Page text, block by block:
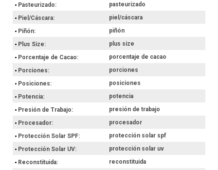
Pasteurizado
pasteurizado
Piel/Cáscara
piel/cáscara
Piñón
piñón
Plus Size
plus size
Porcentaje de Cacao
porcentaje de cacao
Porciones
porciones
Posiciones
posiciones
Potencia
potencia
Presión de Trabajo
presión de trabajo
Procesador
procesador
Protección Solar SPF
protección solar spf
Protección Solar UV
protección solar uv
Reconstituida
reconstituida